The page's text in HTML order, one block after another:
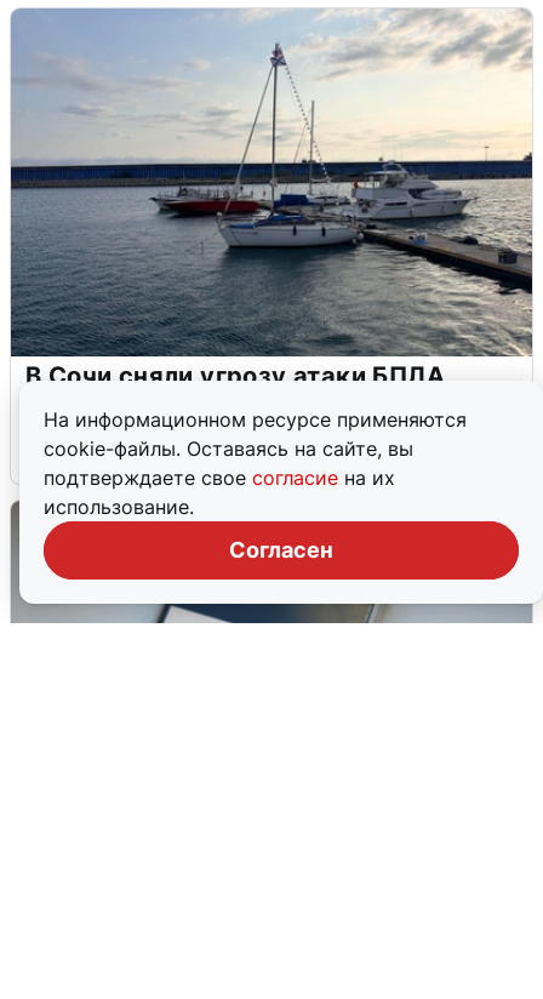
На информационном ресурсе применяются
cookie-файлы. Оставаясь на сайте, вы
подтверждаете свое согласие на их
использование.
Согласен
В Сочи сняли угрозу атаки БПЛА,
аэропорт закрыт
6 августа 0